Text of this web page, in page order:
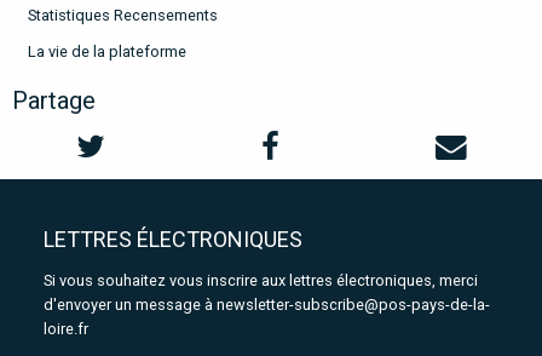
Statistiques Recensements
La vie de la plateforme
Partage
LETTRES ÉLECTRONIQUES
Si vous souhaitez vous inscrire aux lettres électroniques, merci
d'envoyer un message à newsletter-subscribe@pos-pays-de-la-
loire.fr